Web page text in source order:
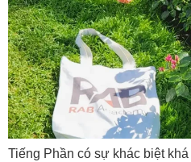
Tiếng Phần có sự khác biệt